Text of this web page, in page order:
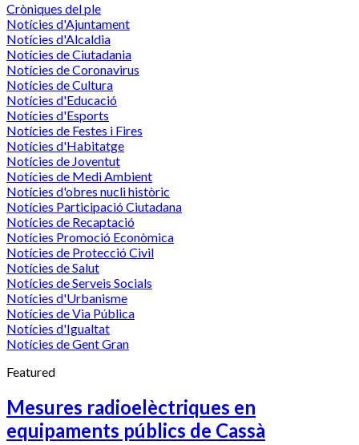
Cròniques del ple
Notícies d'Ajuntament
Notícies d'Alcaldia
Notícies de Ciutadania
Notícies de Coronavirus
Notícies de Cultura
Notícies d'Educació
Notícies d'Esports
Notícies de Festes i Fires
Notícies d'Habitatge
Notícies de Joventut
Notícies de Medi Ambient
Notícies d'obres nucli històric
Notícies Participació Ciutadana
Notícies de Recaptació
Notícies Promoció Econòmica
Notícies de Protecció Civil
Notícies de Salut
Notícies de Serveis Socials
Notícies d'Urbanisme
Notícies de Via Pública
Notícies d'Igualtat
Notícies de Gent Gran
Featured
Mesures radioelèctriques en
equipaments públics de Cassà